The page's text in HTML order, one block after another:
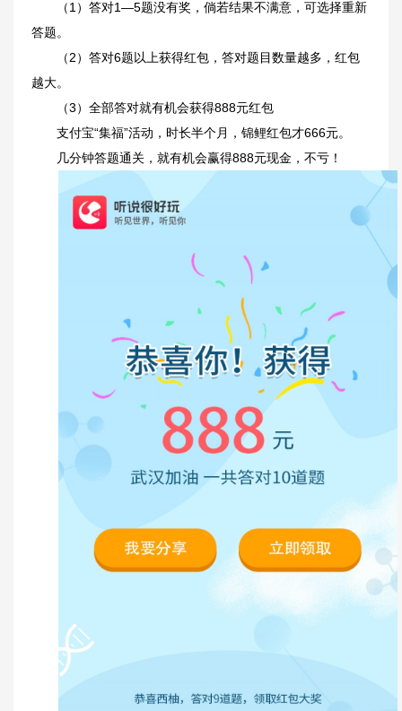
（1）答对1—5题没有奖，倘若结果不满意，可选择重新
答题。
（2）答对6题以上获得红包，答对题目数量越多，红包
越大。
（3）全部答对就有机会获得888元红包
支付宝“集福”活动，时长半个月，锦鲤红包才666元。
几分钟答题通关，就有机会赢得888元现金，不亏！